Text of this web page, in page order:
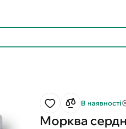
В наявності
Морква